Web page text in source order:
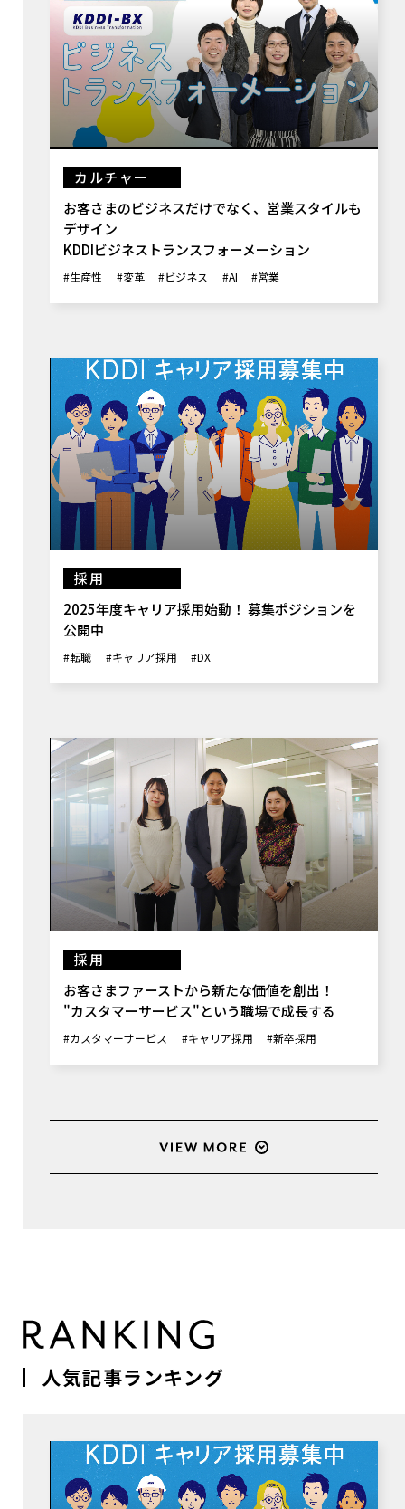
カルチャー
お客さまのビジネスだけでなく、営業スタイルも
デザイン
KDDIビジネストランスフォーメーション
#生産性 #変革 #ビジネス #AI #営業
採用
2025年度キャリア採用始動！ 募集ポジションを
公開中
#転職 #キャリア採用 #DX
採用
お客さまファーストから新たな価値を創出！
"カスタマーサービス"という職場で成長する
#カスタマーサービス #キャリア採用 #新卒採用
人気記事ランキング